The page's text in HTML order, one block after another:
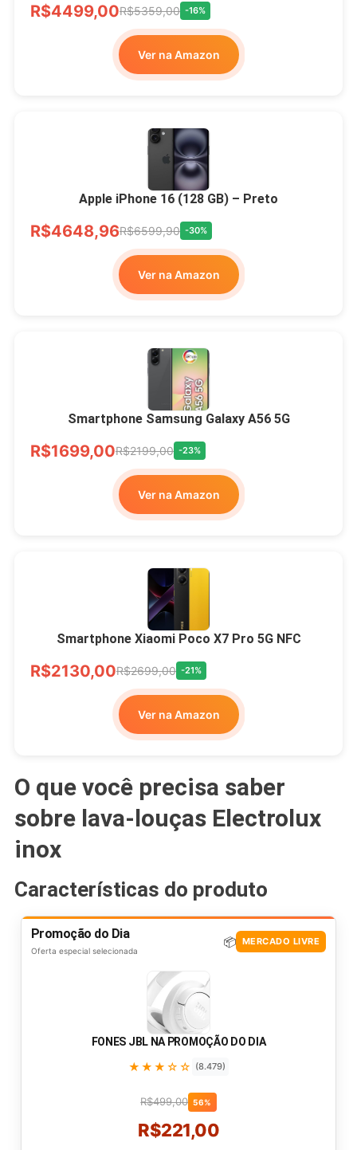
R$4499,00R$5359,00 -16%
Ver na Amazon
Apple iPhone 16 (128 GB) – Preto
R$4648,96R$6599,90 -30%
Ver na Amazon
Smartphone Samsung Galaxy A56 5G
R$1699,00R$2199,00 -23%
Ver na Amazon
Smartphone Xiaomi Poco X7 Pro 5G NFC
R$2130,00R$2699,00 -21%
Ver na Amazon
O que você precisa saber
sobre lava-louças Electrolux
inox
Características do produto
Promoção do Dia
Oferta especial selecionada
📦 MERCADO LIVRE
FONES JBL NA PROMOÇÃO DO DIA
★★★☆☆ (8.479)
R$499,00 56%
R$221,00